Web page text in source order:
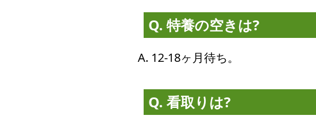
Q. 特養の空きは?
A. 12-18ヶ月待ち。
Q. 看取りは?